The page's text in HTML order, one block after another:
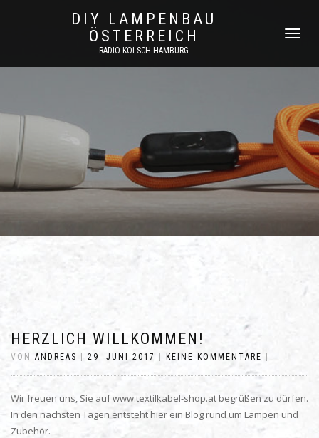
DIY LAMPENBAU
ÖSTERREICH
RADIO KÖLSCH HAMBURG
HERZLICH WILLKOMMEN!
VON ANDREAS 29. JUNI 2017 KEINE KOMMENTARE
Wir freuen uns, Sie auf www.textilkabel-shop.at begrüßen zu dürfen.
In den nächsten Tagen entsteht hier ein Blog rund um Lampen und
Zubehör.